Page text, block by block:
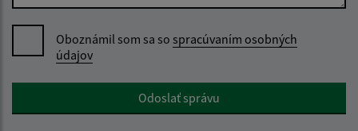
Oboznámil som sa so spracúvaním osobných
údajov
Google reCaptcha ResponseOdoslať správu